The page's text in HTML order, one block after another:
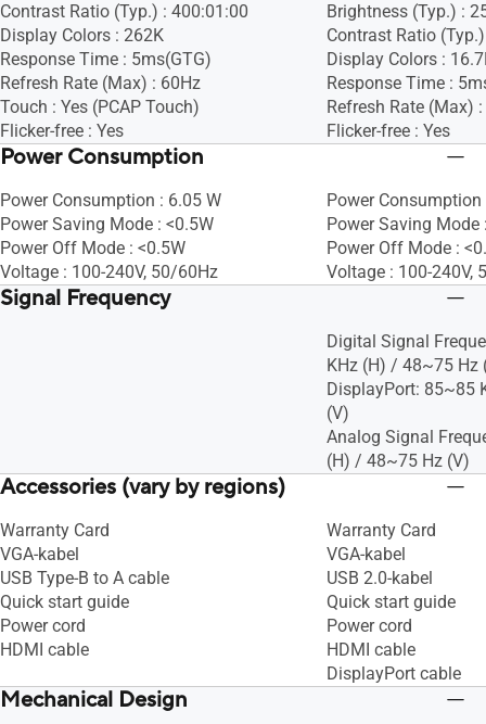
Contrast Ratio (Typ.) : 400:01:00
Display Colors : 262K
Response Time : 5ms(GTG)
Refresh Rate (Max) : 60Hz
Touch : Yes (PCAP Touch)
Flicker-free : Yes
Brightness (Typ.) :
Contrast Ratio
Display Colors :
Response Time :
Refresh Rate (Max)
Flicker-free : Yes
Power Consumption
Power Consumption : 6.05 W
Power Saving Mode : <0.5W
Power Off Mode : <0.5W
Voltage : 100-240V, 50/60Hz
Power Consumption
Power Saving Mode
Power Off Mode :
Voltage : 100-240V,
Signal Frequency
Digital Signal
KHz (H) / 48~75
DisplayPort: 85~85
(V)
Analog Signal
(H) / 48~75 Hz (V)
Accessories (vary by regions)
Warranty Card
VGA-kabel
USB Type-B to A cable
Quick start guide
Power cord
HDMI cable
Warranty Card
VGA-kabel
USB 2.0-kabel
Quick start guide
Power cord
HDMI cable
DisplayPort cable
Mechanical Design